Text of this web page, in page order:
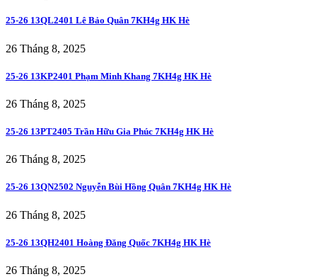
25-26 13QL2401 Lê Bảo Quân 7KH4g HK Hè
26 Tháng 8, 2025
25-26 13KP2401 Phạm Minh Khang 7KH4g HK Hè
26 Tháng 8, 2025
25-26 13PT2405 Trần Hữu Gia Phúc 7KH4g HK Hè
26 Tháng 8, 2025
25-26 13QN2502 Nguyễn Bùi Hồng Quân 7KH4g HK Hè
26 Tháng 8, 2025
25-26 13QH2401 Hoàng Đăng Quốc 7KH4g HK Hè
26 Tháng 8, 2025